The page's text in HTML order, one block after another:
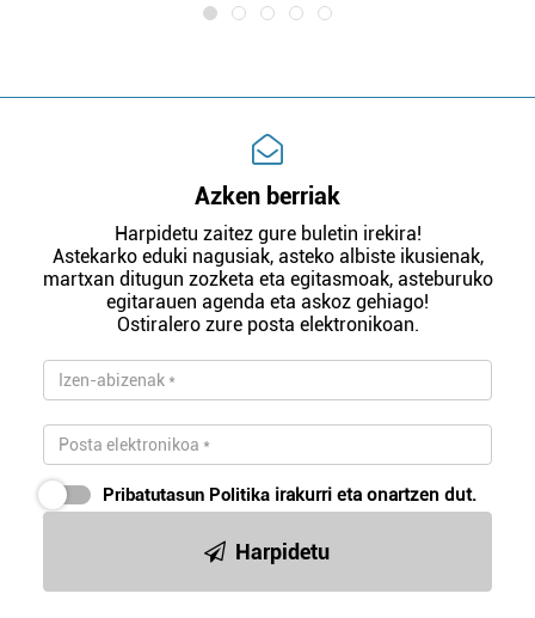
Azken berriak
Harpidetu zaitez gure buletin irekira!
Astekarko eduki nagusiak, asteko albiste ikusienak,
martxan ditugun zozketa eta egitasmoak, asteburuko
egitarauen agenda eta askoz gehiago!
Ostiralero zure posta elektronikoan.
Pribatutasun Politika irakurri eta onartzen dut.
Harpidetu